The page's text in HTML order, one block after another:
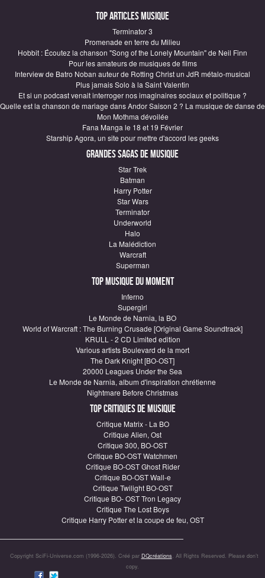
Top articles Musique
Terminator 3
Promenade en terre du Milieu
Hobbit : Écoutez la chanson "Song of the Lonely Mountain" de Neil Finn
Pour les amateurs de musiques de films
Interview de Batro Noban auteur de Rotting Christ un JdR métalo-musical
Plus jamais Solo à la Saint Valentin
Et si un podcast venait interroger nos imaginaires sociaux et politique ?
Quelle est la chanson de mariage dans Andor Saison 2 ? La musique de danse de
Mon Mothma dévoilée
Fana Manga le 18 et 19 Février
Starship Agora, un site pour mettre d'accord les geeks
Grandes sagas de Musique
Star Trek
Batman
Harry Potter
Star Wars
Terminator
Underworld
Halo
La Malédiction
Warcraft
Superman
Top Musique du moment
Inferno
Supergirl
Le Monde de Narnia, la BO
World of Warcraft : The Burning Crusade [Original Game Soundtrack]
KRULL - 2 CD Limited edition
Various artists Boulevard de la mort
The Dark Knight [BO-OST]
20000 Leagues Under the Sea
Le Monde de Narnia, album d'inspiration chrétienne
Nightmare Before Christmas
Top critiques de Musique
Critique Matrix - La BO
Critique Alien, Ost
Critique 300, BO-OST
Critique BO-OST Watchmen
Critique BO-OST Ghost Rider
Critique BO-OST Wall-e
Critique Twilight BO-OST
Critique BO- OST Tron Legacy
Critique The Lost Boys
Critique Harry Potter et la coupe de feu, OST
Copyright SciFi-Universe.com (1996-2026). Créé par DQcréations . All Rights Reserved. Please don’t
copy.